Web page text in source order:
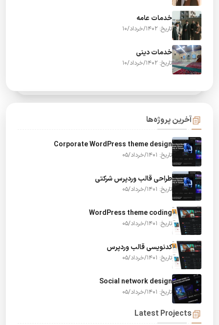
خدمات عامه
تاریخ: 1402/خرداد/10
خدمات دینی
تاریخ: 1402/خرداد/10
آخرین پروژه‌ها
Corporate WordPress theme design
تاریخ: 1401/خرداد/05
طراحی قالب وردپرس شرکتی
تاریخ: 1401/خرداد/05
WordPress theme coding
تاریخ: 1401/خرداد/05
کدنویسی قالب وردپرس
تاریخ: 1401/خرداد/05
Social network design
تاریخ: 1401/خرداد/05
Latest Projects